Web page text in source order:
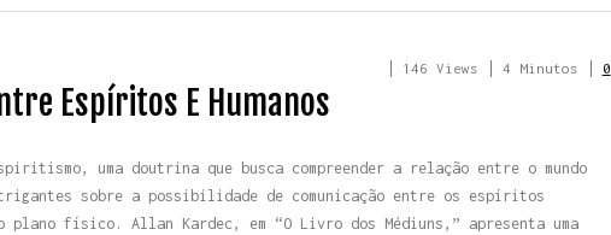
146 Views 4 Minutos 0
Espíritos E Humanos
uma doutrina que busca compreender a relação entre o mundo
sobre a possibilidade de comunicação entre os espíritos
plano físico. Allan Kardec, em “O Livro dos Médiuns,” apresenta uma